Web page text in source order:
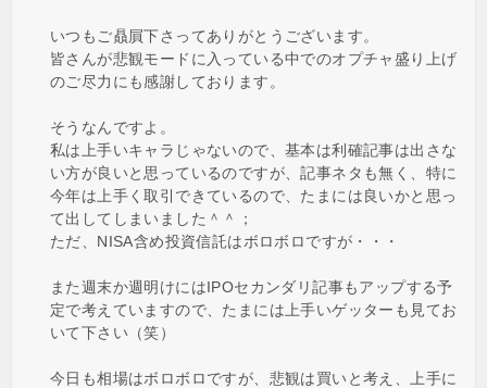
いつもご贔屓下さってありがとうございます。
皆さんが悲観モードに入っている中でのオプチャ盛り上げ
のご尽力にも感謝しております。
そうなんですよ。
私は上手いキャラじゃないので、基本は利確記事は出さな
い方が良いと思っているのですが、記事ネタも無く、特に
今年は上手く取引できているので、たまには良いかと思っ
て出してしまいました＾＾；
ただ、NISA含め投資信託はボロボロですが・・・
また週末か週明けにはIPOセカンダリ記事もアップする予
定で考えていますので、たまには上手いゲッターも見てお
いて下さい（笑）
今日も相場はボロボロですが、悲観は買いと考え、上手に